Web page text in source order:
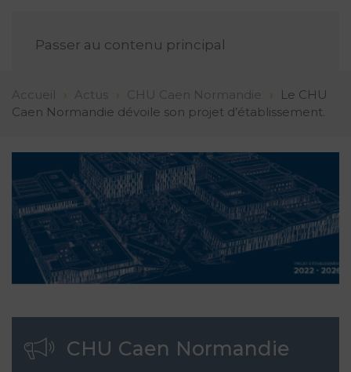
Passer au contenu principal
Accueil Actus CHU Caen Normandie
Le CHU
Caen Normandie dévoile son projet d’établissement.
CHU Caen Normandie